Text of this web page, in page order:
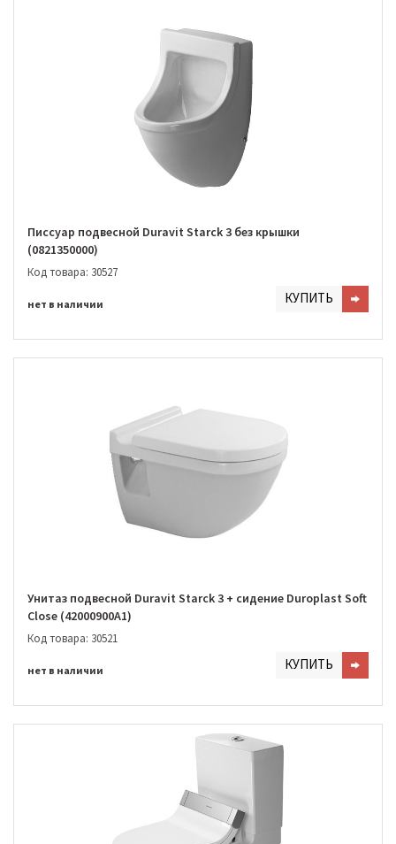
Писсуар подвесной Duravit Starck 3 без крышки
(0821350000)
Код товара: 30527
нет в наличии КУПИТЬ
Унитаз подвесной Duravit Starck 3 + сидение Duroplast Soft
Close (42000900A1)
Код товара: 30521
нет в наличии КУПИТЬ